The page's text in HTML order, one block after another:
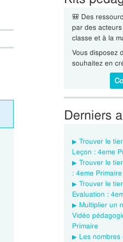
🎒 Des
par des
classe et à la
Vous disposez
souhaitez en
Derniers
Trouver le
Leçon : 4eme
Trouver le
: 4eme Primaire
Trouver le
Evaluation :
Multiplier un
Vidéo
Primaire
Les